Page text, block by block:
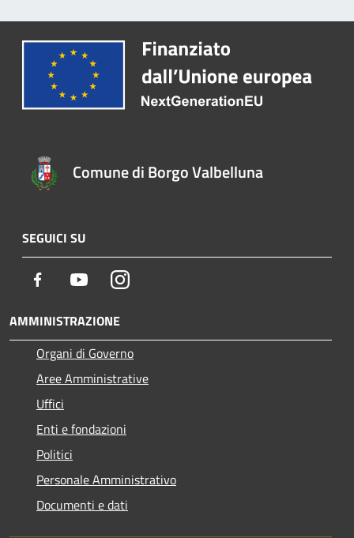
Comune di Borgo Valbelluna
SEGUICI SU
Facebook YoutubeInstagram
AMMINISTRAZIONE
Organi di Governo
Aree Amministrative
Uffici
Enti e fondazioni
Politici
Personale Amministrativo
Documenti e dati